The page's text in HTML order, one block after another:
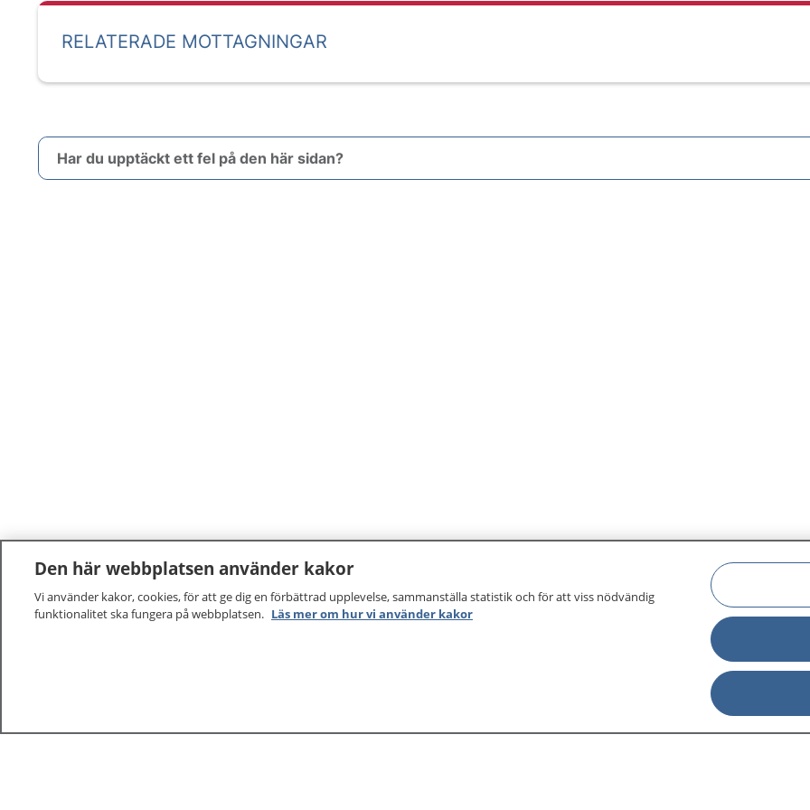
RELATERADE MOTTAGNINGAR
Har du upptäckt ett fel på den här sidan?
Den här webbplatsen använder kakor
Vi använder kakor, cookies, för att ge dig en förbättrad upplevelse, sammanställa statistik och för att viss nödvändig
funktionalitet ska fungera på webbplatsen. Läs mer om hur vi använder kakor